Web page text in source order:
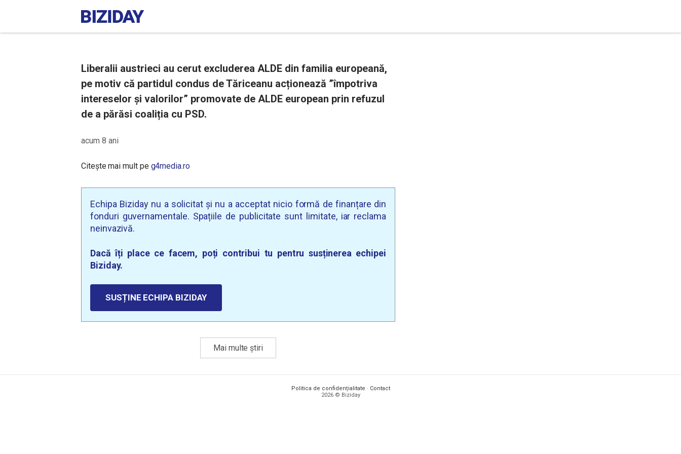
Liberalii austrieci au cerut excluderea ALDE din familia europeană,
pe motiv că partidul condus de Tăriceanu acționează ”împotriva
intereselor și valorilor” promovate de ALDE european prin refuzul
de a părăsi coaliția cu PSD.
acum 8 ani
Citește mai mult pe g4media.ro
Echipa Biziday nu a solicitat și nu a acceptat nicio formă de finanțare din
fonduri guvernamentale. Spațiile de publicitate sunt limitate, iar reclama
neinvazivă.
Dacă îți place ce facem, poți contribui tu pentru susținerea echipei
Biziday.
SUSȚINE ECHIPA BIZIDAY
Mai multe știri
Politica de confidențialitate · Contact
2026 © Biziday